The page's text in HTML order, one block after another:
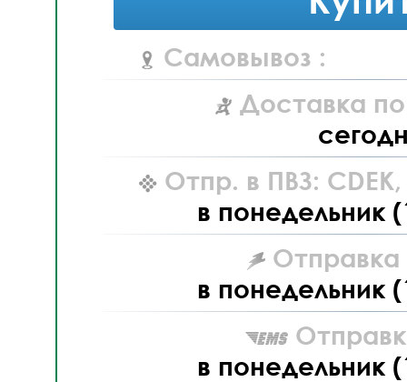
Самовывоз :
Доставка
Отпр. в ПВЗ: CDEK,
в понедельник
Отправка
в понедельник
в понедельник